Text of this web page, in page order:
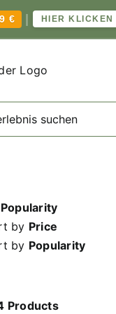
| HIER KLICKEN ➔
Popularity
by Price
by Popularity
Products